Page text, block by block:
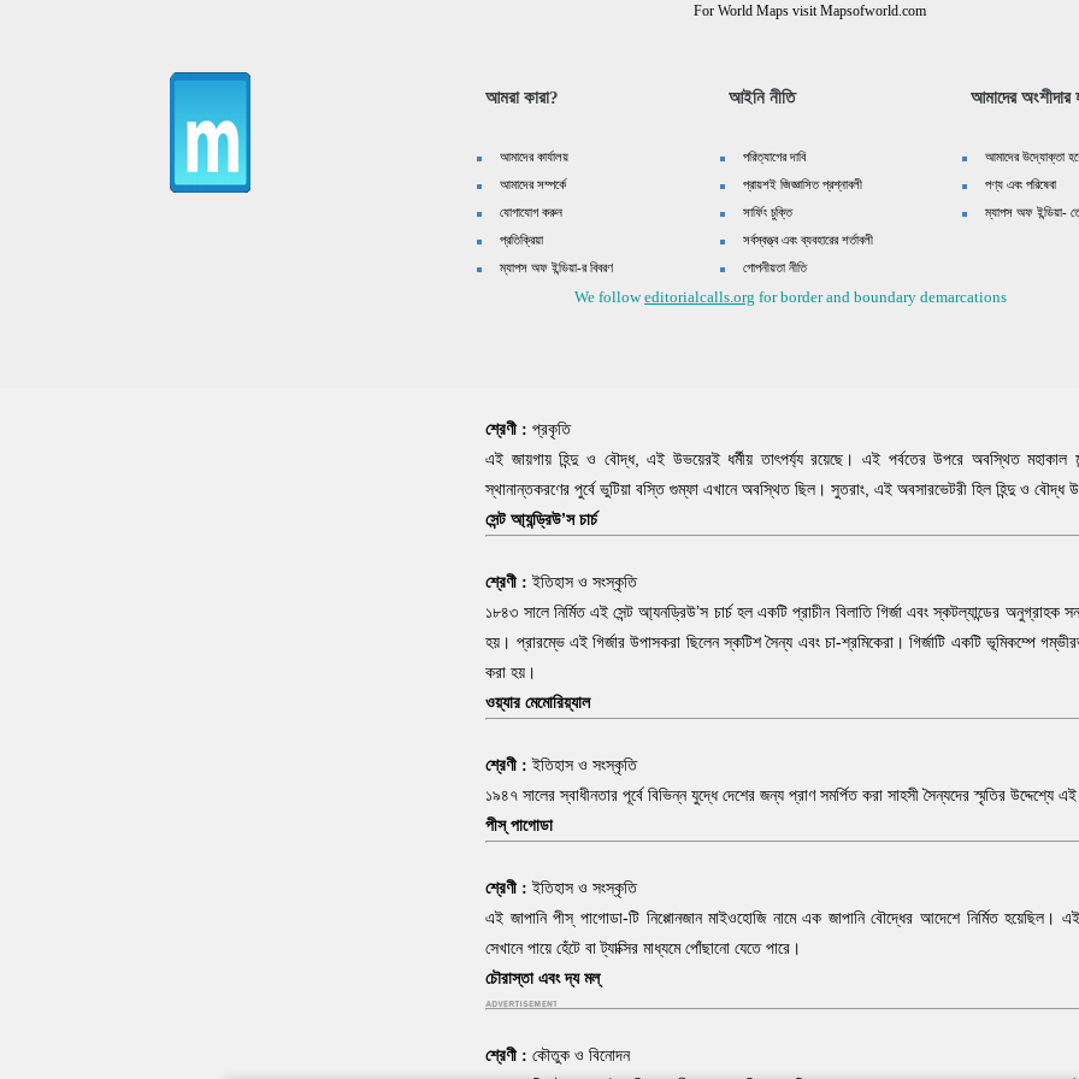
ভারতীয় উপ-
জিনিষ খুবই
খুঁজে পাবেন।
শিবের নিবাস
শ্রেণী :প্রকৃতি
এই জায়গায় হিন্দু ও বৌদ্ধ, এই উভয়েরই ধর্মীয় তাৎপর্য্য রয়েছে। এই পর্বতের উপরে অবস্থিত মহাকাল
স্থানান্তকরণের পুর্বে ভুটিয়া বস্তি গুম্ফা এখানে অবস্থিত ছিল। সুতরাং, এই অবসারভেটরী হিল হিন্দু ও বৌদ্ধ
সেন্ট আ্যন্ড্রিউ’স চার্চ
শ্রেণী :ইতিহাস ও সংস্কৃতি
১৮৪৩ সালে নির্মিত এই সেন্ট আ্যনড্রিউ’স চার্চ হল একটি প্রাচীন বিলাতি গির্জা এবং স্কটল্যান্ডের অনুগ্রাহক
হয়। প্রারম্ভে এই গির্জার উপাসকরা ছিলেন স্কটিশ সৈন্য এবং চা-শ্রমিকেরা। গির্জাটি একটি ভূমিকম্পে
করা হয়।
ওয়্যার মেমোরিয়্যাল
শ্রেণী :ইতিহাস ও সংস্কৃতি
১৯৪৭ সালের স্বাধীনতার পূর্বে বিভিন্ন যুদ্ধে দেশের জন্য প্রাণ সমর্পিত করা সাহসী সৈন্যদের স্মৃতির উদ্দেশ্যে এই
পীস্ পাগোডা
শ্রেণী :ইতিহাস ও সংস্কৃতি
এই জাপানি পীস্ পাগোডা-টি নিপ্পোনজান মাইওহোজি নামে এক জাপানি বৌদ্ধের আদেশে নির্মিত হয়েছিল।
সেখানে পায়ে হেঁটে বা ট্যাক্সির মাধ্যমে পোঁছানো যেতে পারে।
চৌরাস্তা এবং দ্য মল্
শ্রেণী :কৌতুক ও বিনোদন
For World Maps visit Mapsofworld.com
আমরা কারা?
আমাদের কার্যালয়
আমাদের সম্পর্কে
যোগাযোগ করুন
প্রতিক্রিয়া
ম্যাপস অফ ইন্ডিয়া-র বিবরণ
আইনি নীতি
পরিত্যাগের দাবি
প্রায়শই জিজ্ঞাসিত প্রশ্নাবলী
সার্ফিং চুক্তি
সর্বস্বত্ত্ব এবং ব্যবহারের শর্তাবলী
গোপনীয়তা নীতি
আমাদের অংশীদার
আমাদের উদ্যোক্তা
পণ্য এবং পরিষেবা
ম্যাপস অফ ইন্ডিয়া- তে
We followeditorialcalls.org for border and boundary demarcations